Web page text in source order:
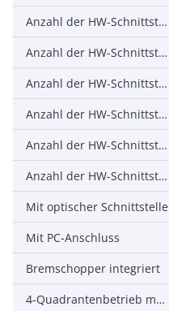
Anzahl der HW-Schnittstellen seriell RS-422
Anzahl der HW-Schnittstellen seriell RS-485
Anzahl der HW-Schnittstellen seriell TTY
Anzahl der HW-Schnittstellen USB
Anzahl der HW-Schnittstellen parallel
Anzahl der HW-Schnittstellen sonstige
Mit optischer Schnittstelle
Mit PC-Anschluss
Bremschopper integriert
4-Quadrantenbetrieb möglich